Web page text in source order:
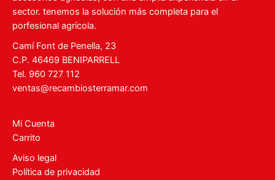
sector. tenemos la solución más completa para el
porfesional agrícola.
Camí Font de Penella, 23
C.P. 46469 BENIPARRELL
Tel. 960 727 112
ventas@recambiosterramar.com
Mi Cuenta
Carrito
Aviso legal
Política de privacidad